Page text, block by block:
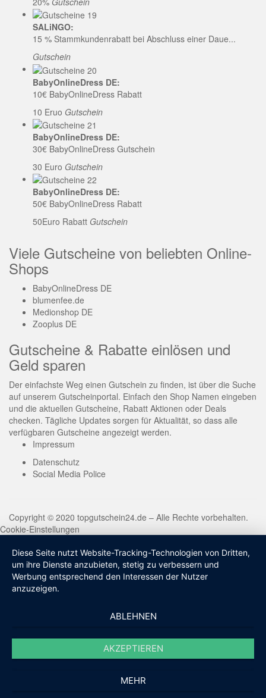
SALiNGO:
15 % Stammkundenrabatt bei Abschluss einer Daue...
Gutschein
BabyOnlineDress DE:
10€ BabyOnlineDress Rabatt
10 Eruo Gutschein
BabyOnlineDress DE:
30€ BabyOnlineDress Gutschein
30 Euro Gutschein
BabyOnlineDress DE:
50€ BabyOnlineDress Rabatt
50Euro Rabatt Gutschein
Viele Gutscheine von beliebten Online-
Shops
BabyOnlineDress DE
blumenfee.de
Medionshop DE
Zooplus DE
Gutscheine & Rabatte einlösen und
Geld sparen
Der einfachste Weg einen Gutschein zu finden, ist über die Suche
auf unserem Gutscheinportal. Einfach den Shop Namen eingeben
und die aktuellen Gutscheine, Rabatt Aktionen oder Deals
checken. Tägliche Updates sorgen für Aktualität, so dass alle
verfügbaren Gutscheine angezeigt werden.
Impressum
Datenschutz
Social Media Police
Copyright © 2020 topgutschein24.de – Alle Rechte vorbehalten.
Cookie-Einstellungen
Diese Seite nutzt Website-Tracking-Technologien von Dritten,
um ihre Dienste anzubieten, stetig zu verbessern und
Werbung entsprechend den Interessen der Nutzer
anzuzeigen.
ABLEHNEN
AKZEPTIEREN
MEHR